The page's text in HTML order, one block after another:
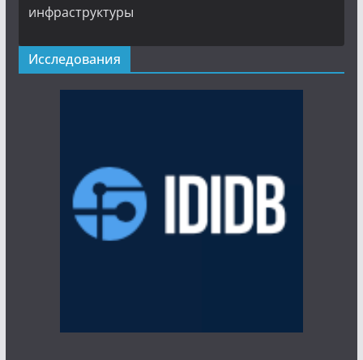
инфраструктуры
Исследования